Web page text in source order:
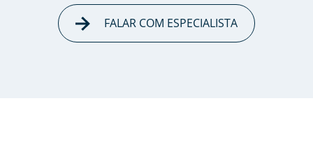
FALAR COM ESPECIALISTA